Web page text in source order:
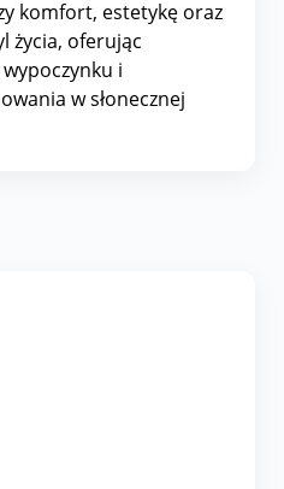
komfort, estetykę oraz
życia, oferując
i
w słonecznej